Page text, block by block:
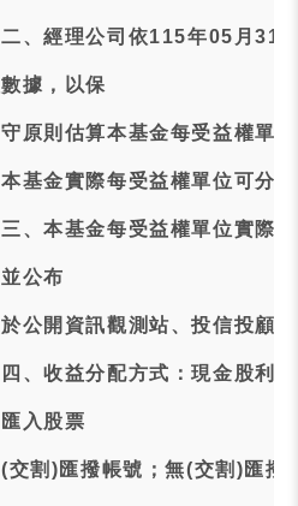
二、經理公司依115年05月31
數據，以保
守原則估算本基金每受益權單
本基金實際每受益權單位可分
三、本基金每受益權單位實際
並公布
於公開資訊觀測站、投信投顧
四、收益分配方式：現金股利
匯入股票
(交割)匯撥帳號；無(交割)匯撥